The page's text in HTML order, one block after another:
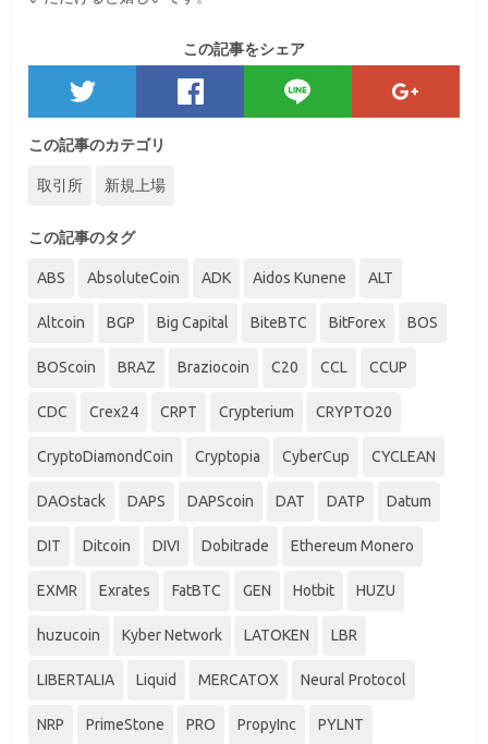
この記事をシェア
この記事のカテゴリ
取引所 新規上場
この記事のタグ
ABS AbsoluteCoin ADK Aidos Kunene ALT
Altcoin BGP Big Capital BiteBTC BitForex BOS
BOScoin BRAZ Braziocoin C20 CCL CCUP
CDC Crex24 CRPT Crypterium CRYPTO20
CryptoDiamondCoin Cryptopia CyberCup CYCLEAN
DAOstack DAPS DAPScoin DAT DATP Datum
DIT Ditcoin DIVI Dobitrade Ethereum Monero
EXMR Exrates FatBTC GEN Hotbit HUZU
huzucoin Kyber Network LATOKEN LBR
LIBERTALIA Liquid MERCATOX Neural Protocol
NRP PrimeStone PRO PropyInc PYLNT